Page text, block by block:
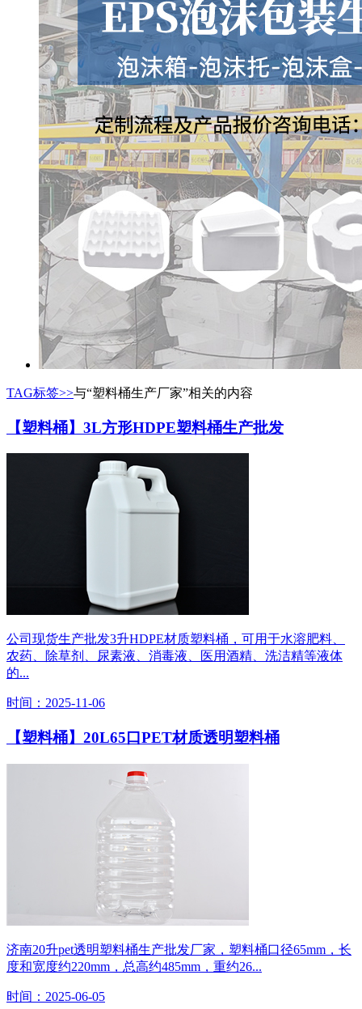
TAG标签>>与“塑料桶生产厂家”相关的内容
【塑料桶】3L方形HDPE塑料桶生产批发
公司现货生产批发3升HDPE材质塑料桶，可用于水溶肥料、
农药、除草剂、尿素液、消毒液、医用酒精、洗洁精等液体
的...
时间：2025-11-06
【塑料桶】20L65口PET材质透明塑料桶
济南20升pet透明塑料桶生产批发厂家，塑料桶口径65mm，长
度和宽度约220mm，总高约485mm，重约26...
时间：2025-06-05